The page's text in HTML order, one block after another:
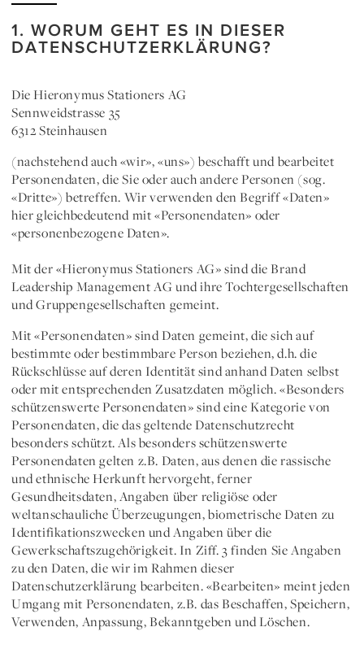
1. WORUM GEHT ES IN DIESER
DATENSCHUTZERKLÄRUNG?
DieHieronymus Stationers AG
Sennweidstrasse 35
6312 Steinhausen
(nachstehend auch «wir»,«uns») beschafft und bearbeitet
Personendaten, die Sie oder auch andere Personen (sog.
«Dritte») betreffen. Wir verwenden den Begriff«Daten»
hier gleichbedeutend mit «Personendaten» oder
«personenbezogene Daten».
Mit der «Hieronymus Stationers AG» sind die Brand
Leadership Management AG und ihre Tochtergesellschaften
und Gruppengesellschaften gemeint.
Mit«Personendaten» sind Daten gemeint, die sich auf
bestimmte oder bestimmbare Person beziehen, d.h. die
Rückschlüsse auf deren Identität sind anhand Daten selbst
oder mit entsprechenden Zusatzdaten möglich.«Besonders
schützenswerte Personendaten» sind eine Kategorie von
Personendaten, die das geltende Datenschutzrecht
besonders schützt. Als besonders schützenswerte
Personendaten gelten z.B. Daten, aus denen die rassische
und ethnische Herkunft hervorgeht, ferner
Gesundheitsdaten, Angaben über religiöse oder
weltanschauliche Überzeugungen, biometrische Daten zu
Identifikationszwecken und Angaben über die
Gewerkschaftszugehörigkeit. In Ziff. 3 finden Sie Angaben
zu den Daten, die wir im Rahmen dieser
Datenschutzerklärung bearbeiten. «Bearbeiten» meint jeden
Umgang mit Personendaten, z.B. das Beschaffen, Speichern,
Verwenden, Anpassung, Bekanntgeben und Löschen.